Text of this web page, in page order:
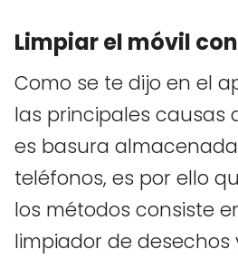
Limpiar el móvil
Como se te dijo en el
las principales causas
es basura
teléfonos, es por ello
los métodos consiste
limpiador de desechos